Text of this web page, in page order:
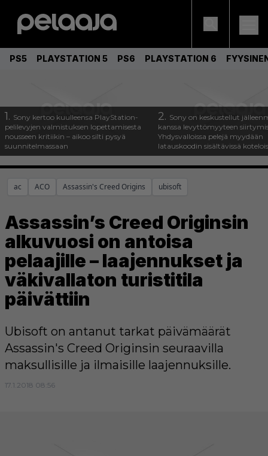
PS5 PLAYSTATION 5 PS6 PLAYSTATION 6
1. Sony kertoo kuulleensa PlayStation-
pelilevyjen valmistuksen lopettamisesta
nousseen kritiikin – aikoo silti pysyä
suunnitelmassaan
2. Sony on keskustellut
kanssa levyttömyyteen
Yhdysvalloissa pelejä myydään
latauskoodin sisältävissä
ac ACO Assassin's Creed Origins ubisoft
Assassin’s Creed Originsin
alkuvuosi on antoisa
pelaajille – laajennukset ja
väkivallaton turistitila
päivättiin
Ubisoft on antanut tarkat päivämäärät
Assassin's Creed Originsin seuraavilla
maksullisille ja ilmaisille laajennuksille.
17.1.2018 08:56